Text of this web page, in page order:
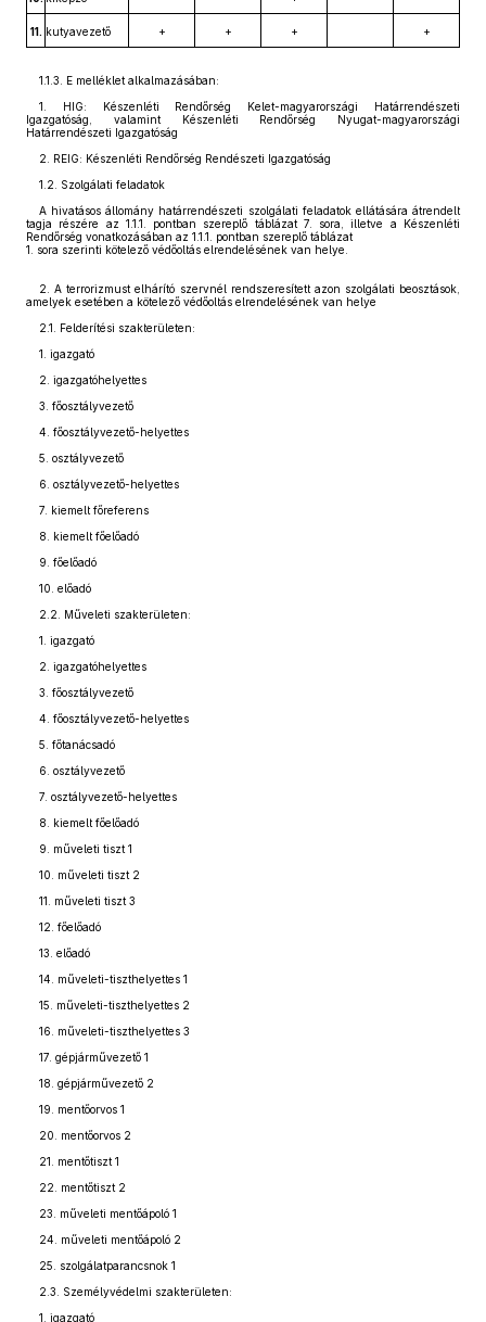
11. kutyavezető + + + +
1.1.3. E melléklet alkalmazásában:
1. HIG: Készenléti Rendőrség Kelet-magyarországi Határrendészeti
Igazgatóság, valamint Készenléti Rendőrség Nyugat-magyarországi
Határrendészeti Igazgatóság
2. REIG: Készenléti Rendőrség Rendészeti Igazgatóság
1.2. Szolgálati feladatok
A hivatásos állomány határrendészeti szolgálati feladatok ellátására átrendelt
tagja részére az 1.1.1. pontban szereplő táblázat 7. sora, illetve a Készenléti
Rendőrség vonatkozásában az 1.1.1. pontban szereplő táblázat
1. sora szerinti kötelező védőoltás elrendelésének van helye.
2. A terrorizmust elhárító szervnél rendszeresített azon szolgálati beosztások,
amelyek esetében a kötelező védőoltás elrendelésének van helye
2.1. Felderítési szakterületen:
1. igazgató
2. igazgatóhelyettes
3. főosztályvezető
4. főosztályvezető-helyettes
5. osztályvezető
6. osztályvezető-helyettes
7. kiemelt főreferens
8. kiemelt főelőadó
9. főelőadó
10. előadó
2.2. Műveleti szakterületen:
1. igazgató
2. igazgatóhelyettes
3. főosztályvezető
4. főosztályvezető-helyettes
5. főtanácsadó
6. osztályvezető
7. osztályvezető-helyettes
8. kiemelt főelőadó
9. műveleti tiszt 1
10. műveleti tiszt 2
11. műveleti tiszt 3
12. főelőadó
13. előadó
14. műveleti-tiszthelyettes 1
15. műveleti-tiszthelyettes 2
16. műveleti-tiszthelyettes 3
17. gépjárművezető 1
18. gépjárművezető 2
19. mentőorvos 1
20. mentőorvos 2
21. mentőtiszt 1
22. mentőtiszt 2
23. műveleti mentőápoló 1
24. műveleti mentőápoló 2
25. szolgálatparancsnok 1
2.3. Személyvédelmi szakterületen:
1. igazgató